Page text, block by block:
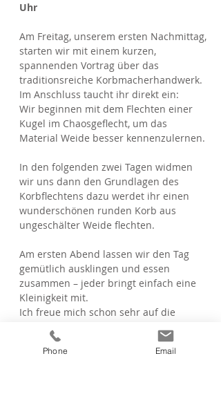
Uhr
Am Freitag, unserem ersten Nachmittag,
starten wir mit einem kurzen,
spannenden Vortrag über das
traditionsreiche Korbmacherhandwerk.
Im Anschluss taucht ihr direkt ein:
Wir beginnen mit dem Flechten einer
Kugel im Chaosgeflecht, um das
Material Weide besser kennenzulernen.
In den folgenden zwei Tagen widmen
wir uns dann den Grundlagen des
Korbflechtens dazu werdet ihr einen
wunderschönen runden Korb aus
ungeschälter Weide flechten.
Am ersten Abend lassen wir den Tag
gemütlich ausklingen und essen
zusammen – jeder bringt einfach eine
Kleinigkeit mit.
Ich freue mich schon sehr auf die
Phone Email